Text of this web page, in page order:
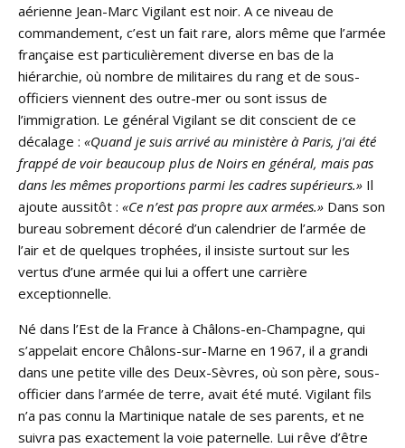
aérienne Jean-Marc Vigilant est noir. A ce niveau de
commandement, c’est un fait rare, alors même que l’armée
française est particulièrement diverse en bas de la
hiérarchie, où nombre de militaires du rang et de sous-
officiers viennent des outre-mer ou sont issus de
l’immigration. Le général Vigilant se dit conscient de ce
décalage : «Quand je suis arrivé au ministère à Paris, j’ai été
frappé de voir beaucoup plus de Noirs en général, mais pas
dans les mêmes proportions parmi les cadres supérieurs.» Il
ajoute aussitôt : «Ce n’est pas propre aux armées.» Dans son
bureau sobrement décoré d’un calendrier de l’armée de
l’air et de quelques trophées, il insiste surtout sur les
vertus d’une armée qui lui a offert une carrière
exceptionnelle.
Né dans l’Est de la France à Châlons-en-Champagne, qui
s’appelait encore Châlons-sur-Marne en 1967, il a grandi
dans une petite ville des Deux-Sèvres, où son père, sous-
officier dans l’armée de terre, avait été muté. Vigilant fils
n’a pas connu la Martinique natale de ses parents, et ne
suivra pas exactement la voie paternelle. Lui rêve d’être